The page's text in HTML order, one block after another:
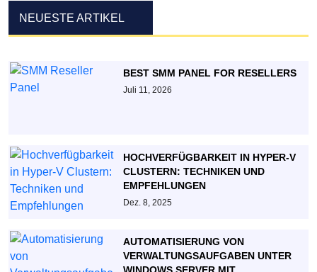
NEUESTE ARTIKEL
BEST SMM PANEL FOR RESELLERS
Juli 11, 2026
HOCHVERFÜGBARKEIT IN HYPER-V
CLUSTERN: TECHNIKEN UND
EMPFEHLUNGEN
Dez. 8, 2025
AUTOMATISIERUNG VON
VERWALTUNGSAUFGABEN UNTER